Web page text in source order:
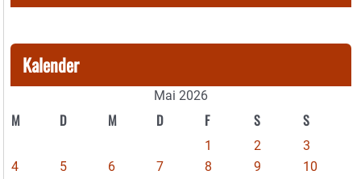
Kalender
Mai 2026
M D M D F S S
1 2
3
4
5 6 7 8 9
10